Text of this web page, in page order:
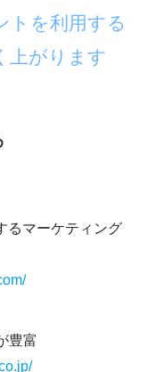
トを利用する
上がります
るマーケティング
豊富